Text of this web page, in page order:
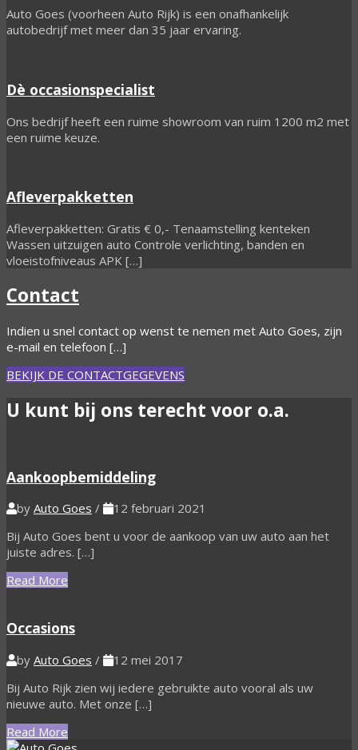
Auto Goes (voorheen Auto Rijk) is een onafhankelijk
autobedrijf met meer dan 35 jaar ervaring.
Dè occasionspecialist
Ons bedrijf heeft een ruime showroom van ruim 1200 m2 met
een ruime keuze.
Afleverpakketten
Afleverpakketten: Gratis € 0,- Tenaamstelling kenteken
Wassen uitzuigen auto Controle verlichting, banden en
vloeistofniveaus APK […]
Contact
Indien u snel contact op wenst te nemen met Auto Goes, zijn
e-mail en telefoon […]
BEKIJK DE CONTACTGEGEVENS
U kunt bij ons terecht voor o.a.
Aankoopbemiddeling
by Auto Goes /
12 februari 2021
Bij Auto Goes bent u voor de aankoop van uw auto aan het
juiste adres. […]
Read More
Occasions
by Auto Goes /
12 mei 2017
Bij Auto Rijk zien wij iedere gebruikte auto vooral als uw
nieuwe auto. Met onze […]
Read More